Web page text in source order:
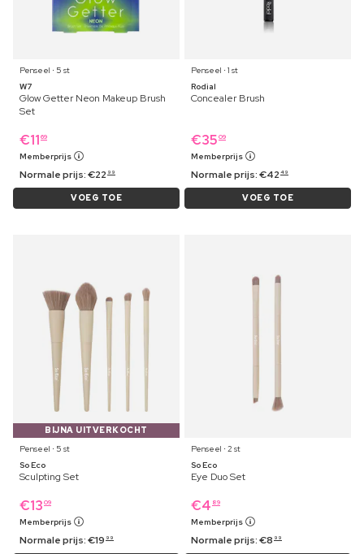
Penseel ⋅ 5 st
W7
Glow Getter Neon Makeup Brush
Set
€11 69
Memberprijs
Normale prijs:€22 99
VOEG TOE
Penseel ⋅ 1 st
Rodial
Concealer Brush
€35 09
Memberprijs
Normale prijs:€42 49
VOEG TOE
BIJNA UITVERKOCHT
Penseel ⋅ 5 st
So Eco
Sculpting Set
€13 09
Memberprijs
Normale prijs:€19 99
Penseel ⋅ 2 st
So Eco
Eye Duo Set
€4 89
Memberprijs
Normale prijs:€8 99